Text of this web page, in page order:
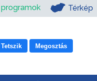
programok Térkép
Tetszik Megosztás